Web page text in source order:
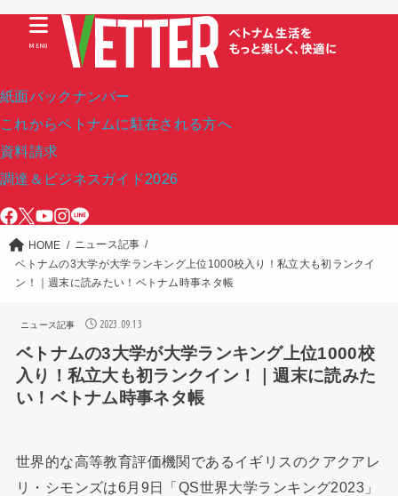
紙面バックナンバー
これからベトナムに駐在される方へ
資料請求
調達＆ビジネスガイド2026
MENU
HOME
ニュース記事
ベトナムの3大学が大学ランキング上位1000校入り！私立大も初ランクイ
ン！｜週末に読みたい！ベトナム時事ネタ帳
ニュース記事 2023.09.13
ベトナムの3大学が大学ランキング上位1000校
入り！私立大も初ランクイン！｜週末に読みた
い！ベトナム時事ネタ帳
世界的な高等教育評価機関であるイギリスのクアクアレ
リ・シモンズは6月9日「QS世界大学ランキング2023」